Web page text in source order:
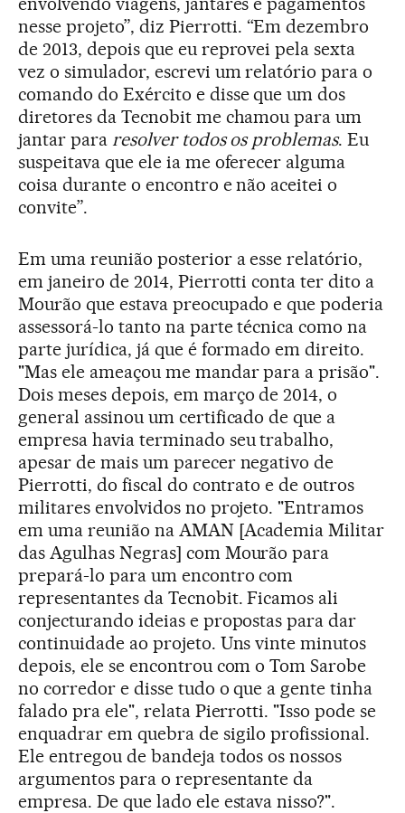
nesse projeto”, diz Pierrotti. “Em dezembro
de 2013, depois que eu reprovei pela sexta
vez o simulador, escrevi um relatório para o
comando do Exército e disse que um dos
diretores da Tecnobit me chamou para um
jantar para resolver todos os problemas. Eu
suspeitava que ele ia me oferecer alguma
coisa durante o encontro e não aceitei o
convite”.
Em uma reunião posterior a esse relatório,
em janeiro de 2014, Pierrotti conta ter dito a
Mourão que estava preocupado e que poderia
assessorá-lo tanto na parte técnica como na
parte jurídica, já que é formado em direito.
"Mas ele ameaçou me mandar para a prisão".
Dois meses depois, em março de 2014, o
general assinou um certificado de que a
empresa havia terminado seu trabalho,
apesar de mais um parecer negativo de
Pierrotti, do fiscal do contrato e de outros
militares envolvidos no projeto. "Entramos
em uma reunião na AMAN [Academia Militar
das Agulhas Negras] com Mourão para
prepará-lo para um encontro com
representantes da Tecnobit. Ficamos ali
conjecturando ideias e propostas para dar
continuidade ao projeto. Uns vinte minutos
depois, ele se encontrou com o Tom Sarobe
no corredor e disse tudo o que a gente tinha
falado pra ele", relata Pierrotti. "Isso pode se
enquadrar em quebra de sigilo profissional.
Ele entregou de bandeja todos os nossos
argumentos para o representante da
empresa. De que lado ele estava nisso?".